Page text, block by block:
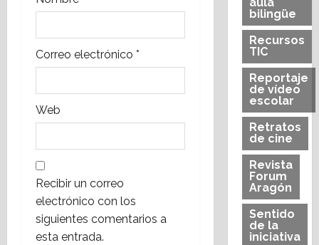
d
a
s
Correo electrónico *
Web
Recibir un correo
electrónico con los
siguientes comentarios a
esta entrada.
aula
bilingüe
Recursos
TIC
Reportaje
de vídeo
escolar
Retratos
de cine
Revista
Forum
Aragón
Sentido
de la
iniciativa